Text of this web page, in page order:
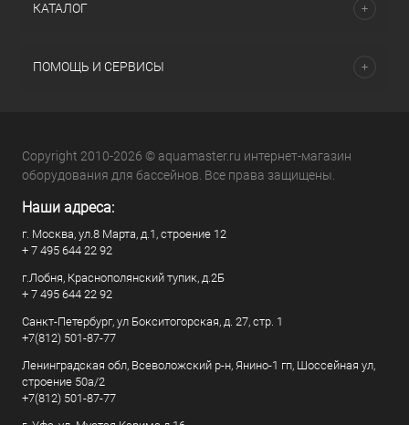
КАТАЛОГ
ПОМОЩЬ И СЕРВИСЫ
Copyright 2010-2026 © aquamaster.ru интернет-магазин
оборудования для бассейнов. Все права защищены.
Наши адреса:
г. Москва, ул.8 Марта, д.1, строение 12
+ 7 495 644 22 92
г.Лобня, Краснополянский тупик, д.2Б
+ 7 495 644 22 92
Санкт-Петербург, ул Бокситогорская, д. 27, стр. 1
+7(812) 501-87-77
Ленинградская обл, Всеволожский р-н, Янино-1 гп, Шоссейная ул,
строение 50а/2
+7(812) 501-87-77